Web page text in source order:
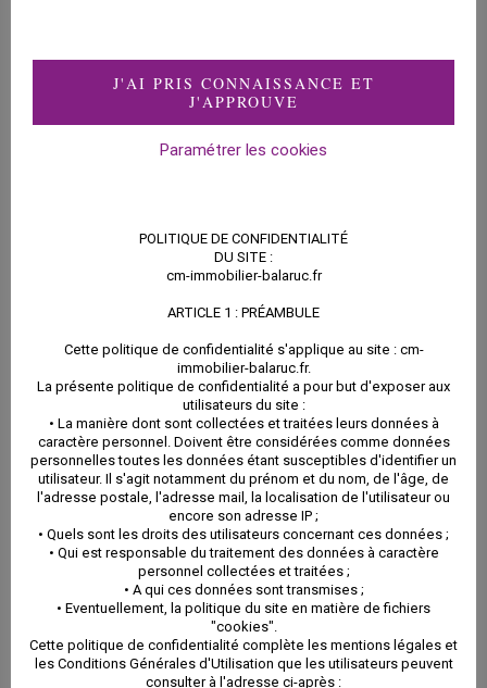
ARTICLE 3 : DONNÉES À CARACTÈRE PERSONNEL
COLLECTÉES ET TRAITÉES DANS LE CADRE DE LA
A. DONNÉES COLLECTÉES ET TRAITÉES ET MODE
site Cabinet immobilier Rouxel-Ripoll sont les
adresse mail, nom
Ces données sont collectées lorsque l’utilisateur
effectue l’une des opérations suivantes sur le site :
– Utilisation du formulaire de contact
J'AI PRIS CONNAISSANCE ET
J'APPROUVE
Paramétrer les cookies
POLITIQUE DE CONFIDENTIALITÉ
DU SITE :
cm-immobilier-balaruc.fr
ARTICLE 1 : PRÉAMBULE
Cette politique de confidentialité s'applique au site : cm-
immobilier-balaruc.fr.
La présente politique de confidentialité a pour but d'exposer aux
utilisateurs du site :
• La manière dont sont collectées et traitées leurs données à
caractère personnel. Doivent être considérées comme données
personnelles toutes les données étant susceptibles d'identifier un
utilisateur. Il s'agit notamment du prénom et du nom, de l'âge, de
l'adresse postale, l'adresse mail, la localisation de l'utilisateur ou
encore son adresse IP ;
• Quels sont les droits des utilisateurs concernant ces données ;
• Qui est responsable du traitement des données à caractère
personnel collectées et traitées ;
• A qui ces données sont transmises ;
• Eventuellement, la politique du site en matière de fichiers
"cookies".
Cette politique de confidentialité complète les mentions légales et
les Conditions Générales d'Utilisation que les utilisateurs peuvent
consulter à l'adresse ci-après :